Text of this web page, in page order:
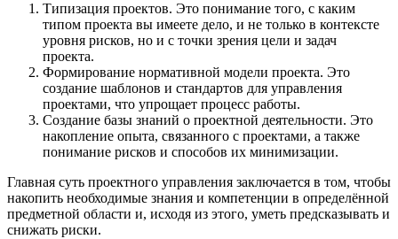
Типизация проектов. Это понимание того, с каким
типом проекта вы имеете дело, и не только в контексте
уровня рисков, но и с точки зрения цели и задач
проекта.
Формирование нормативной модели проекта. Это
создание шаблонов и стандартов для управления
проектами, что упрощает процесс работы.
Создание базы знаний о проектной деятельности. Это
накопление опыта, связанного с проектами, а также
понимание рисков и способов их минимизации.
Главная суть проектного управления заключается в том, чтобы
накопить необходимые знания и компетенции в определённой
предметной области и, исходя из этого, уметь предсказывать и
снижать риски.